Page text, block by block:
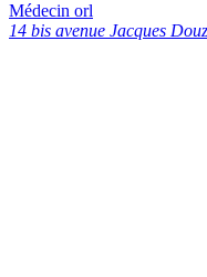
Médecin orl
14 bis avenue Jacques